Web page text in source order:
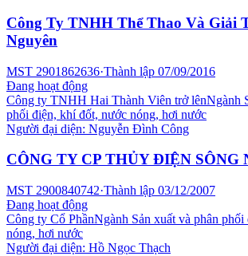
Công Ty TNHH Thể Thao Và Giải
Nguyên
MST 2901862636·Thành lập 07/09/2016
Đang hoạt động
Công ty TNHH Hai Thành Viên trở lênNgành
phối điện, khí đốt, nước nóng, hơi nước
Người đại diện: Nguyễn Đình Công
CÔNG TY CP THỦY ĐIỆN SÔNG
MST 2900840742·Thành lập 03/12/2007
Đang hoạt động
Công ty Cổ PhầnNgành Sản xuất và phân
nóng, hơi nước
Người đại diện: Hồ Ngọc Thạch